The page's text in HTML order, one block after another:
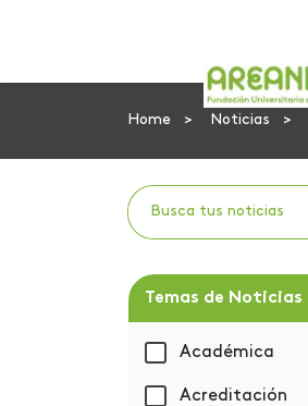
Home Noticias
Temas de Noticias
Académica
Acreditación